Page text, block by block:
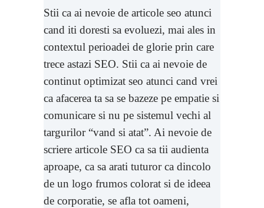
Stii ca ai nevoie de articole seo atunci
cand iti doresti sa evoluezi, mai ales in
contextul perioadei de glorie prin care
trece astazi SEO. Stii ca ai nevoie de
continut optimizat seo atunci cand vrei
ca afacerea ta sa se bazeze pe empatie si
comunicare si nu pe sistemul vechi al
targurilor “vand si atat”. Ai nevoie de
scriere articole SEO ca sa tii audienta
aproape, ca sa arati tuturor ca dincolo
de un logo frumos colorat si de ideea
de corporatie, se afla tot oameni,